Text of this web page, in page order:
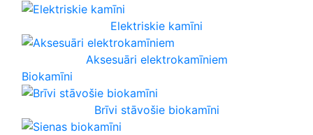
Elektriskie kamīni
Aksesuāri elektrokamīniem
Biokamīni
Brīvi stāvošie biokamīni